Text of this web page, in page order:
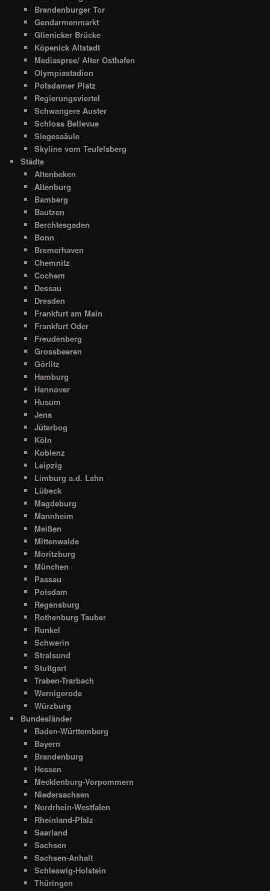
Brandenburger Tor
Gendarmenmarkt
Glienicker Brücke
Köpenick Altstadt
Mediaspree/ Alter Osthafen
Olympiastadion
Potsdamer Platz
Regierungsviertel
Schwangere Auster
Schloss Bellevue
Siegessäule
Skyline vom Teufelsberg
Städte
Altenbeken
Altenburg
Bamberg
Bautzen
Berchtesgaden
Bonn
Bremerhaven
Chemnitz
Cochem
Dessau
Dresden
Frankfurt am Main
Frankfurt Oder
Freudenberg
Grossbeeren
Görlitz
Hamburg
Hannover
Husum
Jena
Jüterbog
Köln
Koblenz
Leipzig
Limburg a.d. Lahn
Lübeck
Magdeburg
Mannheim
Meißen
Mittenwalde
Moritzburg
München
Passau
Potsdam
Regensburg
Rothenburg Tauber
Runkel
Schwerin
Stralsund
Stuttgart
Traben-Trarbach
Wernigerode
Würzburg
Bundesländer
Baden-Württemberg
Bayern
Brandenburg
Hessen
Mecklenburg-Vorpommern
Niedersachsen
Nordrhein-Westfalen
Rheinland-Pfalz
Saarland
Sachsen
Sachsen-Anhalt
Schleswig-Holstein
Thüringen